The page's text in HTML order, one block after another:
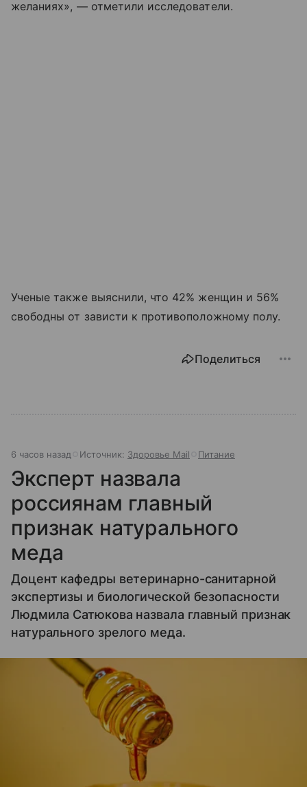
желаниях», — отметили исследователи.
Ученые также выяснили, что 42% женщин и 56%
свободны от зависти к противоположному полу.
Поделиться
6 часов назад Источник: Здоровье Mail Питание
Эксперт назвала
россиянам главный
признак натурального
меда
Доцент кафедры ветеринарно-санитарной
экспертизы и биологической безопасности
Людмила Сатюкова назвала главный признак
натурального зрелого меда.